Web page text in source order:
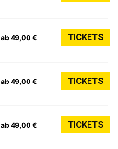
ab 49,00 € TICKETS
ab 49,00 € TICKETS
ab 49,00 € TICKETS